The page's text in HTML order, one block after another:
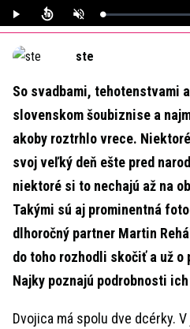
Play UnmuteLoaded:
0%
ste
So svadbami, tehotenstvami
slovenskom šoubiznise a
akoby roztrhlo vrece.
svoj veľký deň ešte pred
niektoré si to nechajú až na
Takými sú aj prominentná
dlhoročný partner Martin
do toho rozhodli skočiť a už o
Najky poznajú podrobnosti
Dvojica má spolu dve dcérky.